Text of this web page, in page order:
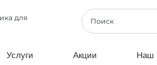
Услуги Акции Наш